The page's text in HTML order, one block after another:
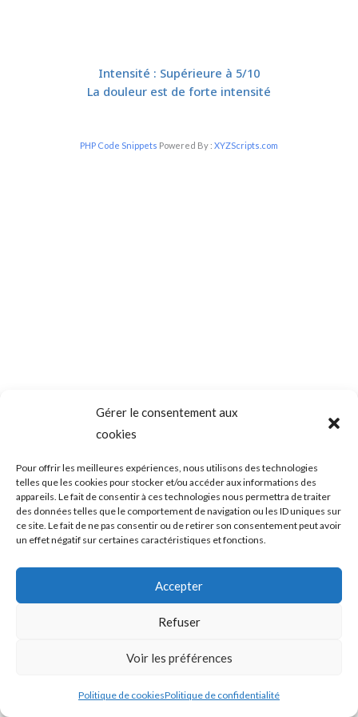
Gérer le consentement aux
cookies
Pour offrir les meilleures expériences, nous utilisons des technologies
telles que les cookies pour stocker et/ou accéder aux informations des
appareils. Le fait de consentir à ces technologies nous permettra de traiter
des données telles que le comportement de navigation ou les ID uniques sur
ce site. Le fait de ne pas consentir ou de retirer son consentement peut avoir
un effet négatif sur certaines caractéristiques et fonctions.
Accepter
Refuser
Voir les préférences
Politique de cookiesPolitique de confidentialité
Intensité : Supérieure à 5/10​
La douleur est de forte intensité
PHP Code Snippets Powered By : XYZScripts.com